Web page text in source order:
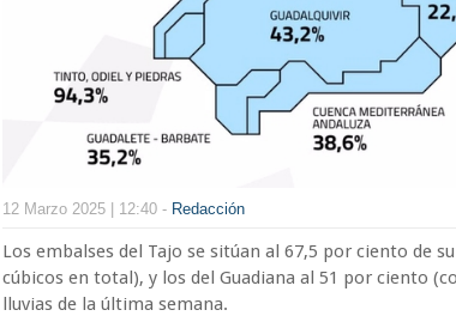
12 Marzo 2025 | 12:40 - Redacción
Los embalses del Tajo se sitúan al 67,5 por ciento de
cúbicos en total), y los del Guadiana al 51 por ciento
lluvias de la última semana.